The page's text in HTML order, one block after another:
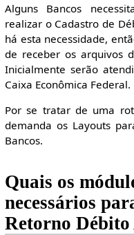
Alguns Bancos
realizar o Cadastro de
há esta necessidade,
de receber os arquivos
Inicialmente serão
Caixa Econômica Federal.
Por se tratar de uma
demanda os Layouts
Bancos.
Quais os
necessários
Retorno